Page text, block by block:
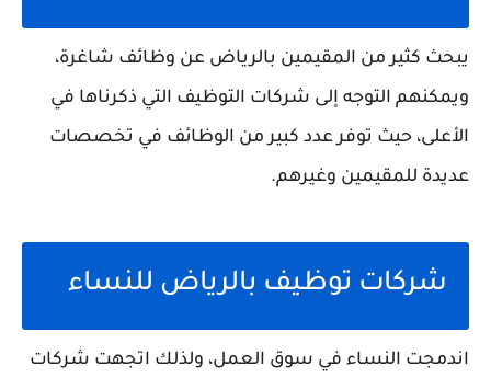
يبحث كثير من المقيمين بالرياض عن وظائف شاغرة،
ويمكنهم التوجه إلى شركات التوظيف التي ذكرناها في
الأعلى، حيث توفر عدد كبير من الوظائف في تخصصات
عديدة للمقيمين وغيرهم.
شركات توظيف بالرياض للنساء
اندمجت النساء في سوق العمل، ولذلك اتجهت شركات